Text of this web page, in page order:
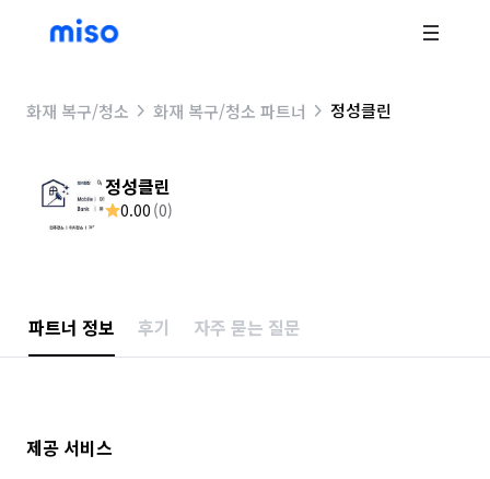
화재 복구/청소 화재 복구/청소 파트너 정성클린
정성클린
0.00 (0)
파트너 정보 후기 자주 묻는 질문
제공 서비스